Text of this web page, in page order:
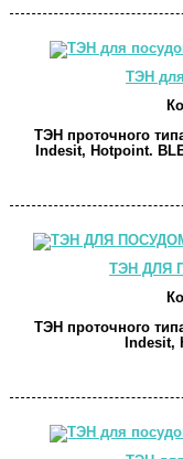
ТЭН
ТЭН проточного
Indesit, Hotpoint.
ТЭН ДЛЯ
ТЭН проточного
Indesit,